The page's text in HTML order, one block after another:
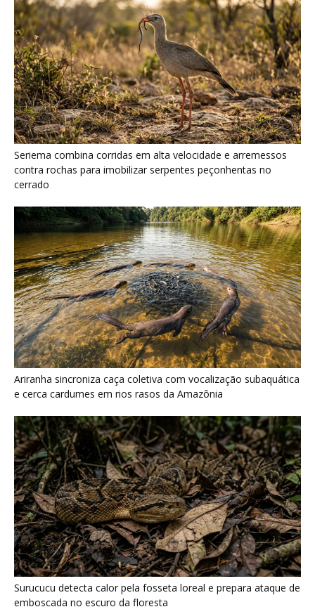
Ariranha sincroniza caça coletiva com vocalização subaquática
e cerca cardumes em rios rasos da Amazônia
Surucucu detecta calor pela fosseta loreal e prepara ataque de
emboscada no escuro da floresta
Últimas noticias
Jacaré-açu usa osteodermos vascularizados
do dorso para trocar calor e controlar...
7 de agosto de 2026
“A mandioca ensinava antes da escola”: como
mulheres indígenas transformaram a...
7 de agosto de 2026